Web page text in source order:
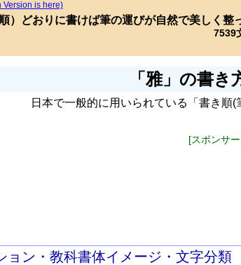
Version is here)
）どおりに書けば筆の運びが自然で美しく整
7539
「雅」の書き
日本で一般的に用いられている「書き順(
[スポンサ
ョン・教科書体イメージ・文字分類